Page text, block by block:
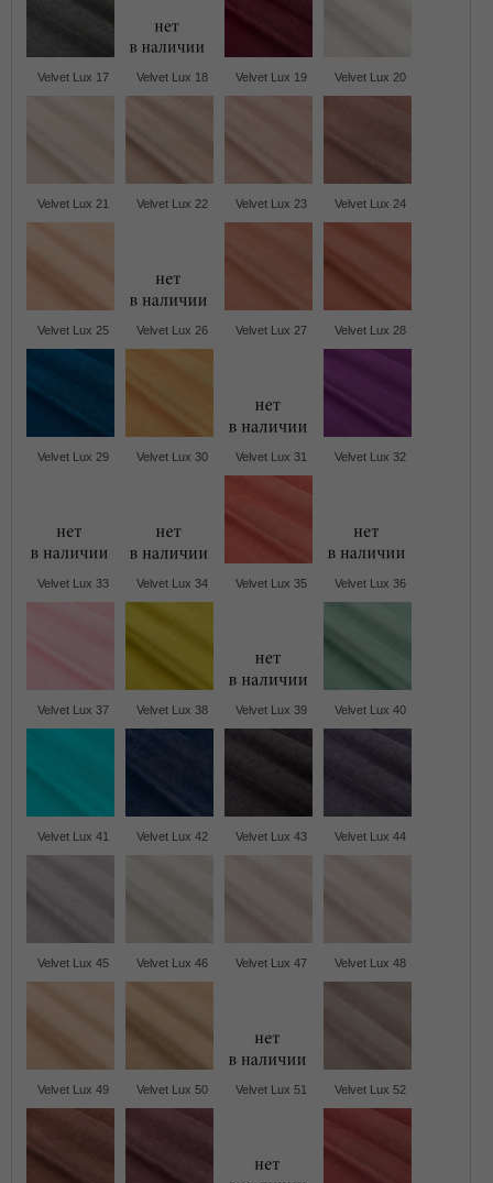
Velvet Lux 17 Velvet Lux 18 Velvet Lux 19 Velvet Lux 20
Velvet Lux 21 Velvet Lux 22 Velvet Lux 23 Velvet Lux 24
Velvet Lux 25 Velvet Lux 26 Velvet Lux 27 Velvet Lux 28
Velvet Lux 29 Velvet Lux 30 Velvet Lux 31 Velvet Lux 32
Velvet Lux 33 Velvet Lux 34 Velvet Lux 35 Velvet Lux 36
Velvet Lux 37 Velvet Lux 38 Velvet Lux 39 Velvet Lux 40
Velvet Lux 41 Velvet Lux 42 Velvet Lux 43 Velvet Lux 44
Velvet Lux 45 Velvet Lux 46 Velvet Lux 47 Velvet Lux 48
Velvet Lux 49 Velvet Lux 50 Velvet Lux 51 Velvet Lux 52